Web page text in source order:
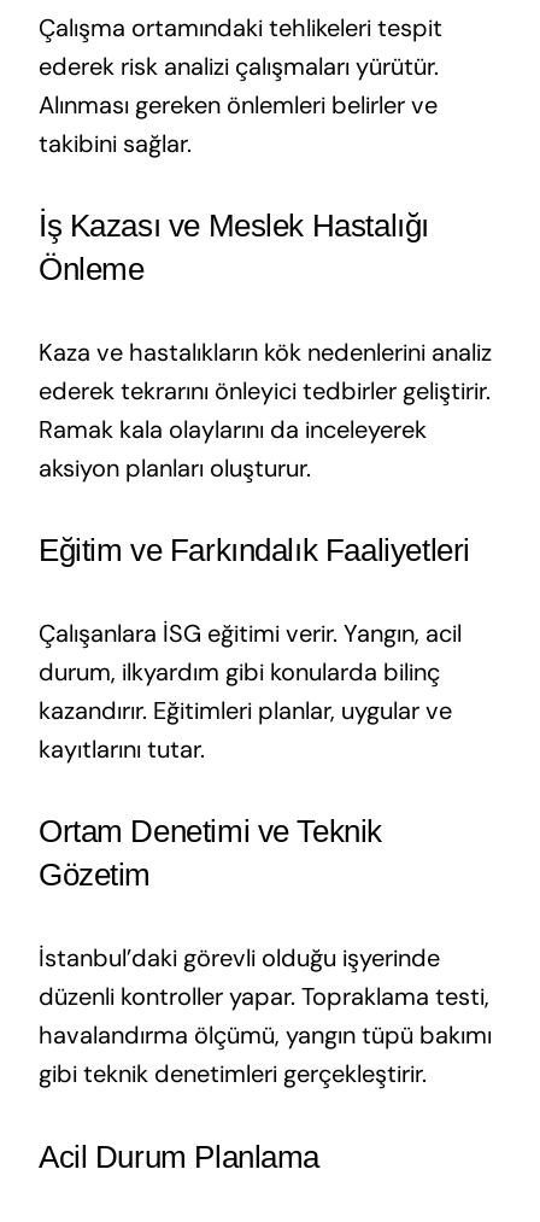
Çalışma ortamındaki tehlikeleri tespit
ederek risk analizi çalışmaları yürütür.
Alınması gereken önlemleri belirler ve
takibini sağlar.
İş Kazası ve Meslek Hastalığı
Önleme
Kaza ve hastalıkların kök nedenlerini analiz
ederek tekrarını önleyici tedbirler geliştirir.
Ramak kala olaylarını da inceleyerek
aksiyon planları oluşturur.
Eğitim ve Farkındalık Faaliyetleri
Çalışanlara İSG eğitimi verir. Yangın, acil
durum, ilkyardım gibi konularda bilinç
kazandırır. Eğitimleri planlar, uygular ve
kayıtlarını tutar.
Ortam Denetimi ve Teknik
Gözetim
İstanbul’daki görevli olduğu işyerinde
düzenli kontroller yapar. Topraklama testi,
havalandırma ölçümü, yangın tüpü bakımı
gibi teknik denetimleri gerçekleştirir.
Acil Durum Planlama